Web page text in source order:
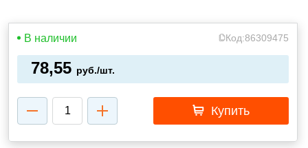
В наличии Код:86309475
78,55 руб./шт.
Купить